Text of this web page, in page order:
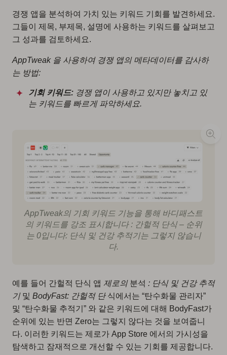
경쟁 앱을 분석하여 가치 있는 키워드 기회를 발견하세요.
그들이 제목, 부제목, 설명에 사용하는 키워드를 살펴보고
그 성과를 검토하세요.
AppTweak 을 사용하여 경쟁 앱의 메타데이터를 감사하
는 방법:
기회 키워드: 경쟁 앱이 사용하고 있지만 놓치고 있
는 키워드를 빠르게 파악하세요.
AppTweak의 기회 키워드 기능을 통해 바디패스트
의키워드를 강조 표시합니다 : 간헐적 단식– 순위
는 0입니다: 단식 및 건강 추적기는그렇지 않습니
다.
예를 들어 간헐적 단식 앱 제로의분석 : 단식 및 건강 추적
기및 BodyFast: 간헐적 단식에서는 “탄수화물 관리자”
및 “탄수화물 추적기” 와 같은 키워드에 대해 BodyFast가
순위에 있는 반면 Zero는 그렇지 않다는 것을 보여줍니
다. 이러한 키워드는 제로가 App Store 에서의 가시성을
탐색하고 잠재적으로 개선할 수 있는 기회를 제공합니다.